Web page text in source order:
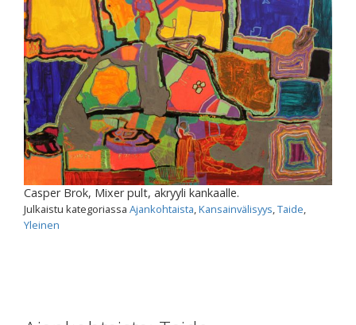
Casper Brok, Mixer pult, akryyli kankaalle.
Julkaistu kategoriassa Ajankohtaista,Kansainvälisyys,Taide,
Yleinen